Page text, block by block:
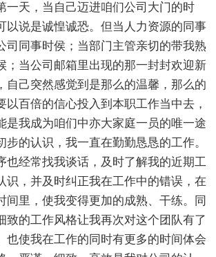
一天，当自己迈进咱们公司大门的时
以说是诚惶诚恐。但当人力资源的同事
司同事时侯；当部门主管亲切的带我熟
；当公司邮箱里出现的那一封封欢迎新
自己突然感觉到是那么的温馨，那么的
以百倍的信心投入到本职工作当中去，
是我成为咱们中亦大家庭一员的唯一途
步的认识，我一直在勤勤恳恳的工作。
也经常找我谈话，及时了解我的近期工
识，并及时纠正我在工作中的错误，在
间里，使我变得更加的成熟、干练。同
致的工作风格让我再次对这个团队有了
也使我在工作的同时有更多的时间体会